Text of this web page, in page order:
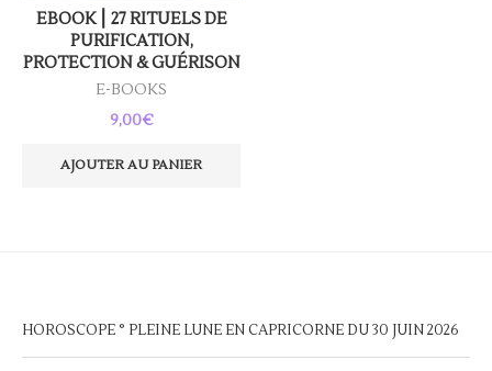
EBOOK ⎮ 27 RITUELS DE
PURIFICATION,
PROTECTION & GUÉRISON
E-BOOKS
9,00€
AJOUTER AU PANIER
HOROSCOPE ° PLEINE LUNE EN CAPRICORNE DU 30 JUIN 2026